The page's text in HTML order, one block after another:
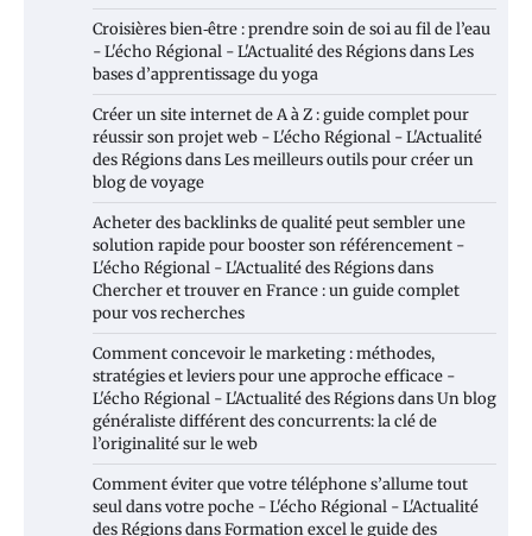
Croisières bien‑être : prendre soin de soi au fil de l’eau
- L'écho Régional - L'Actualité des RégionsdansLes
bases d’apprentissage du yoga
Créer un site internet de A à Z : guide complet pour
réussir son projet web - L'écho Régional - L'Actualité
des RégionsdansLes meilleurs outils pour créer un
blog de voyage
Acheter des backlinks de qualité peut sembler une
solution rapide pour booster son référencement -
L'écho Régional - L'Actualité des Régionsdans
Chercher et trouver en France : un guide complet
pour vos recherches
Comment concevoir le marketing : méthodes,
stratégies et leviers pour une approche efficace -
L'écho Régional - L'Actualité des RégionsdansUn blog
généraliste différent des concurrents: la clé de
l’originalité sur le web
Comment éviter que votre téléphone s’allume tout
seul dans votre poche - L'écho Régional - L'Actualité
des RégionsdansFormation excel le guide des